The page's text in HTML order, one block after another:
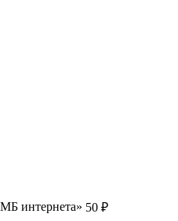
интернета» 50 ₽